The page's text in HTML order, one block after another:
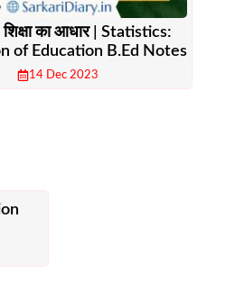
शिक्षा का आधार | Statistics:
of Education B.Ed Notes
14 Dec 2023